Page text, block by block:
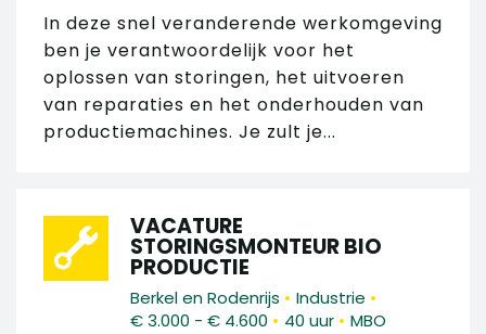
In deze snel veranderende werkomgeving
ben je verantwoordelijk voor het
oplossen van storingen, het uitvoeren
van reparaties en het onderhouden van
productiemachines. Je zult je...
VACATURE
STORINGSMONTEUR BIO
PRODUCTIE
Berkel en Rodenrijs • Industrie •
€ 3.000 - € 4.600 • 40 uur • MBO